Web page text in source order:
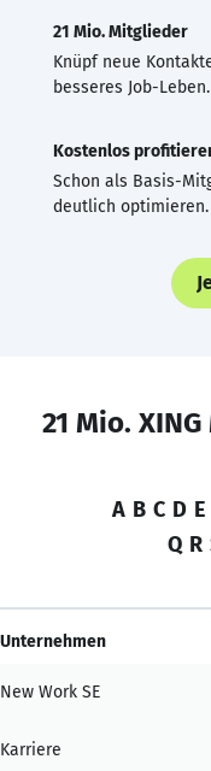
21 Mio. Mitglieder
Knüpf neue
besseres Job-Leben.
Kostenlos
Schon als Basis-
deutlich optimieren.
21 Mio.
A B C D E
Q R
Unternehmen
New Work SE
Karriere